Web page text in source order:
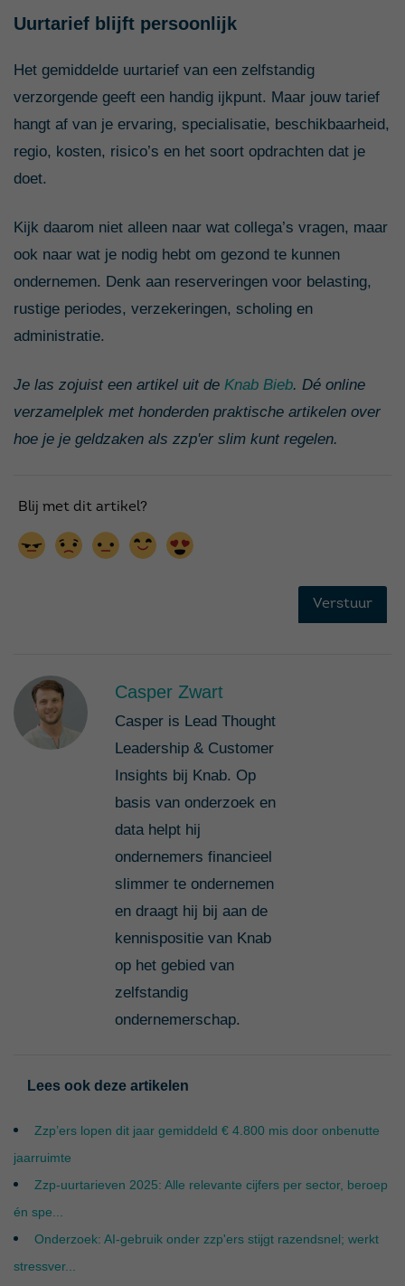
Uurtarief blijft persoonlijk
Het gemiddelde uurtarief van een zelfstandig
verzorgende geeft een handig ijkpunt. Maar jouw tarief
hangt af van je ervaring, specialisatie, beschikbaarheid,
regio, kosten, risico’s en het soort opdrachten dat je
doet.
Kijk daarom niet alleen naar wat collega’s vragen, maar
ook naar wat je nodig hebt om gezond te kunnen
ondernemen. Denk aan reserveringen voor belasting,
rustige periodes, verzekeringen, scholing en
administratie.
Je las zojuist een artikel uit de Knab Bieb. Dé online
verzamelplek met honderden praktische artikelen over
hoe je je geldzaken als zzp'er slim kunt regelen.
Casper Zwart
Casper is Lead Thought
Leadership & Customer
Insights bij Knab. Op
basis van onderzoek en
data helpt hij
ondernemers financieel
slimmer te ondernemen
en draagt hij bij aan de
kennispositie van Knab
op het gebied van
zelfstandig
ondernemerschap.
Lees ook deze artikelen
Zzp’ers lopen dit jaar gemiddeld € 4.800 mis door onbenutte
jaarruimte
Zzp-uurtarieven 2025: Alle relevante cijfers per sector, beroep
én spe...
Onderzoek: AI-gebruik onder zzp'ers stijgt razendsnel; werkt
stressver...